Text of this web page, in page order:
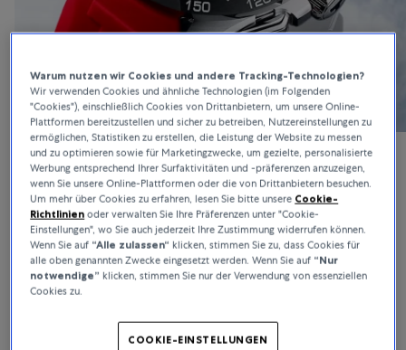
T-Touch
Sammlung Anzeigen
Warum nutzen wir Cookies und andere Tracking-Technologien?
Wir verwenden Cookies und ähnliche Technologien (im Folgenden
"Cookies"), einschließlich Cookies von Drittanbietern, um unsere Online-
Plattformen bereitzustellen und sicher zu betreiben, Nutzereinstellungen zu
ermöglichen, Statistiken zu erstellen, die Leistung der Website zu messen
und zu optimieren sowie für Marketingzwecke, um gezielte, personalisierte
Werbung entsprechend Ihrer Surfaktivitäten und -präferenzen anzuzeigen,
wenn Sie unsere Online-Plattformen oder die von Drittanbietern besuchen.
Um mehr über Cookies zu erfahren, lesen Sie bitte unsere Cookie-
Richtlinien oder verwalten Sie Ihre Präferenzen unter "Cookie-
Einstellungen", wo Sie auch jederzeit Ihre Zustimmung widerrufen können.
Wenn Sie auf “Alle zulassen“ klicken, stimmen Sie zu, dass Cookies für
alle oben genannten Zwecke eingesetzt werden. Wenn Sie auf “Nur
notwendige” klicken, stimmen Sie nur der Verwendung von essenziellen
Cookies zu.
COOKIE-EINSTELLUNGEN